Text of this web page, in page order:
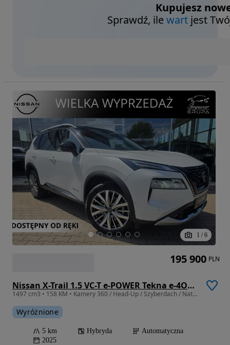
Kupujesz
Sprawdź, ilewart jest
1 / 6
Nissan X-Trail 1.5 VC-T e-POWER Tekna e-4ORCE
1497 cm3 • 158 KM • Kamery 360 / Head-Up / Szyberdach / Naturalna Skóra / Bose / El. Klapa
Wyróżnione
5 km Hybryda
Automatyczna
2025
195 900 PLN